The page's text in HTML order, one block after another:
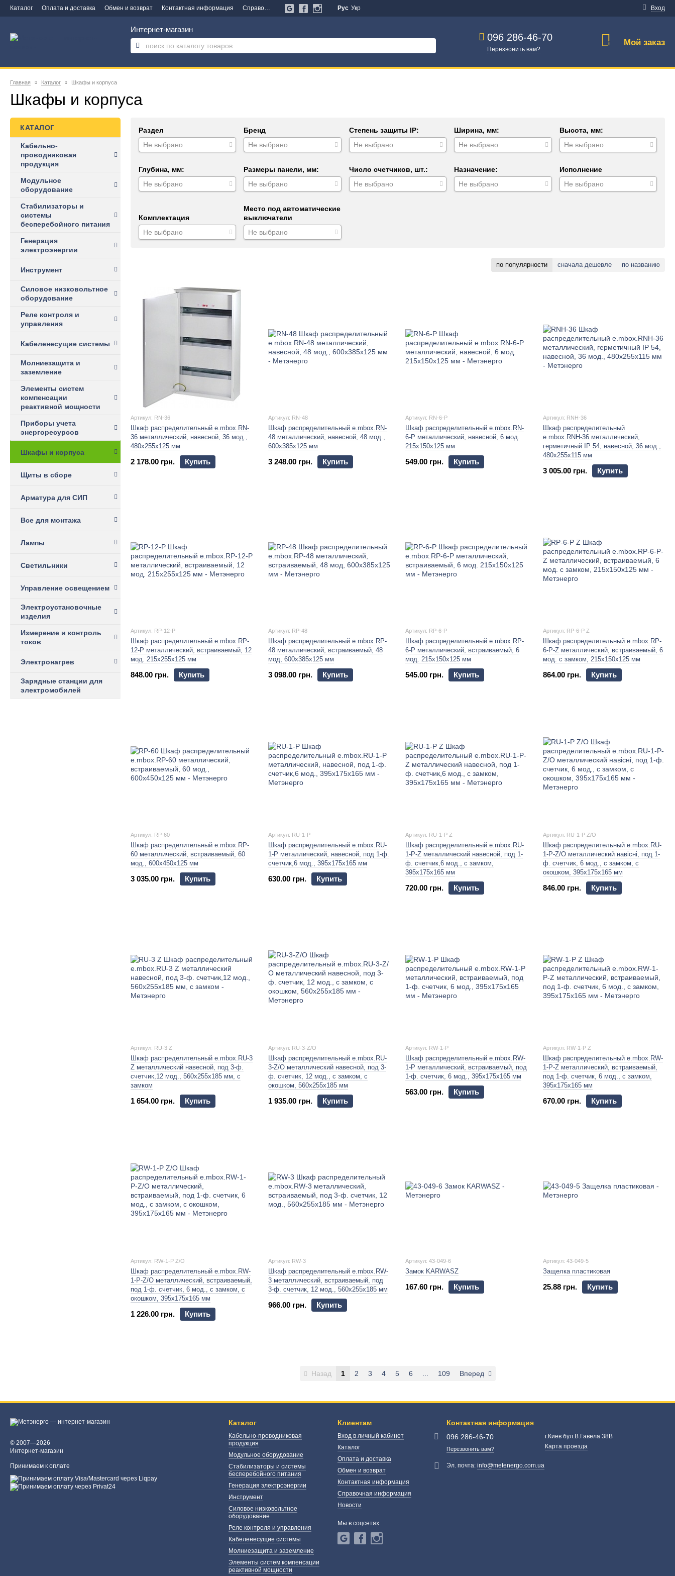
Каталог Оплата и доставка Обмен и возврат Контактная информация Справочная информация Новости Вход
Рус Укр
Интернет-магазин
096 286-46-70
Перезвонить вам?
0 Мой заказ
Главная Каталог Шкафы и корпуса
Шкафы и корпуса
Раздел
Не выбрано
Бренд
Не выбрано
Степень защиты IP:
Не выбрано
Ширина, мм:
Не выбрано
Высота, мм:
Не выбрано
Глубина, мм:
Не выбрано
Размеры панели, мм:
Не выбрано
Число счетчиков, шт.:
Не выбрано
Назначение:
Не выбрано
Исполнение
Не выбрано
Комплектация
Не выбрано
Место под автоматические
выключатели
Не выбрано
по популярности сначала дешевле по названию
Артикул: RN-36
Шкаф распределительный e.mbox.RN-
36 металлический, навесной, 36 мод.,
480х255х125 мм
2 178.00 грн. Купить
Артикул: RN-48
Шкаф распределительный e.mbox.RN-
48 металлический, навесной, 48 мод.,
600х385х125 мм
3 248.00 грн. Купить
Артикул: RN-6-P
Шкаф распределительный e.mbox.RN-
6-P металлический, навесной, 6 мод.
215х150х125 мм
549.00 грн. Купить
Артикул: RNH-36
Шкаф распределительный
e.mbox.RNH-36 металлический,
герметичный IP 54, навесной, 36 мод.,
480х255х115 мм
3 005.00 грн. Купить
Артикул: RP-12-P
Шкаф распределительный e.mbox.RP-
12-P металлический, встраиваемый, 12
мод. 215х255х125 мм
848.00 грн. Купить
Артикул: RP-48
Шкаф распределительный e.mbox.RP-
48 металлический, встраиваемый, 48
мод, 600х385х125 мм
3 098.00 грн. Купить
Артикул: RP-6-P
Шкаф распределительный e.mbox.RP-
6-P металлический, встраиваемый, 6
мод. 215х150х125 мм
545.00 грн. Купить
Артикул: RP-6-P Z
Шкаф распределительный e.mbox.RP-
6-P-Z металлический, встраиваемый, 6
мод. с замком, 215х150х125 мм
864.00 грн. Купить
Артикул: RP-60
Шкаф распределительный e.mbox.RP-
60 металлический, встраиваемый, 60
мод., 600х450х125 мм
3 035.00 грн. Купить
Артикул: RU-1-P
Шкаф распределительный e.mbox.RU-
1-P металлический, навесной, под 1-ф.
счетчик,6 мод., 395х175х165 мм
630.00 грн. Купить
Артикул: RU-1-P Z
Шкаф распределительный e.mbox.RU-
1-P-Z металлический навесной, под 1-
ф. счетчик,6 мод., с замком,
395х175х165 мм
720.00 грн. Купить
Артикул: RU-1-P Z/О
Шкаф распределительный e.mbox.RU-
1-P-Z/О металлический навісні, под 1-
ф. счетчик, 6 мод., с замком, с
окошком, 395х175х165 мм
846.00 грн. Купить
Артикул: RU-3 Z
Шкаф распределительный e.mbox.RU-3
Z металлический навесной, под 3-ф.
счетчик,12 мод., 560х255х185 мм, с
замком
1 654.00 грн. Купить
Артикул: RU-3-Z/О
Шкаф распределительный e.mbox.RU-
3-Z/О металлический навесной, под 3-
ф. счетчик, 12 мод., с замком, с
окошком, 560х255х185 мм
1 935.00 грн. Купить
Артикул: RW-1-P
Шкаф распределительный e.mbox.RW-
1-P металлический, встраиваемый, под
1-ф. счетчик, 6 мод., 395х175х165 мм
563.00 грн. Купить
Артикул: RW-1-P Z
Шкаф распределительный e.mbox.RW-
1-P-Z металлический, встраиваемый,
под 1-ф. счетчик, 6 мод., с замком,
395х175х165 мм
670.00 грн. Купить
Артикул: RW-1-P Z/О
Шкаф распределительный e.mbox.RW-
1-P-Z/О металлический, встраиваемый,
под 1-ф. счетчик, 6 мод., с замком, с
окошком, 395х175х165 мм
1 226.00 грн. Купить
Артикул: RW-3
Шкаф распределительный e.mbox.RW-
3 металлический, встраиваемый, под
3-ф. счетчик, 12 мод., 560х255х185 мм
966.00 грн. Купить
Артикул: 43-049-6
Замок KARWASZ
167.60 грн. Купить
Артикул: 43-049-5
Защелка пластиковая
25.88 грн. Купить
Назад 1 2 3 4 5 6 109 Вперед
КАТАЛОГ
Кабельно-
проводниковая
продукция
Модульное
оборудование
Стабилизаторы и
системы
бесперебойного питания
Генерация
электроэнергии
Инструмент
Силовое низковольтное
оборудование
Реле контроля и
управления
Кабеленесущие системы
Молниезащита и
заземление
Элементы систем
компенсации
реактивной мощности
Приборы учета
энергоресурсов
Шкафы и корпуса
Щиты в сборе
Арматура для СИП
Все для монтажа
Лампы
Светильники
Управление освещением
Электроустановочные
изделия
Измерение и контроль
токов
Электронагрев
Зарядные станции для
электромобилей
© 2007—2026
Интернет-магазин
Принимаем к оплате
Каталог
Кабельно-проводниковая
продукция
Модульное оборудование
Стабилизаторы и системы
бесперебойного питания
Генерация электроэнергии
Инструмент
Силовое низковольтное
оборудование
Реле контроля и управления
Кабеленесущие системы
Молниезащита и заземление
Элементы систем компенсации
реактивной мощности
Клиентам
Вход в личный кабинет
Каталог
Оплата и доставка
Обмен и возврат
Контактная информация
Справочная информация
Новости
Мы в соцсетях
Контактная информация
096 286-46-70
Перезвонить вам?
г.Киев бул.В.Гавела 38В
Карта проезда
Эл. почта:info@metenergo.com.ua